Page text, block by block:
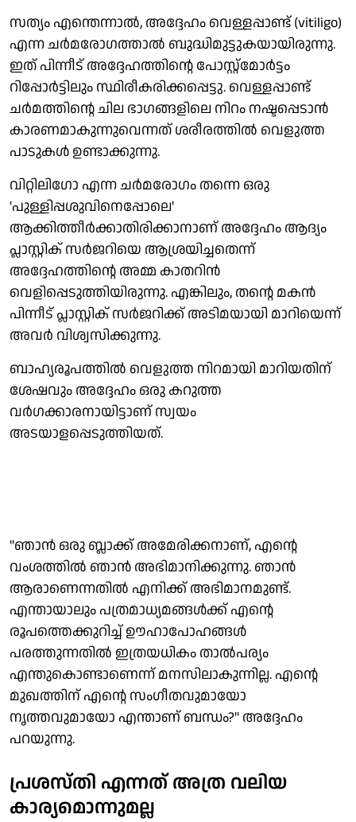
സത്യം എന്തെന്നാല്‍, അദ്ദേഹം വെള്ളപ്പാണ്ട് (vitiligo)
എന്ന ചര്‍മരോഗത്താല്‍ ബുദ്ധിമുട്ടുകയായിരുന്നു.
ഇത് പിന്നീട് അദ്ദേഹത്തിന്റെ പോസ്റ്റ്മോര്‍ട്ടം
റിപ്പോര്‍ട്ടിലും സ്ഥിരീകരിക്കപ്പെട്ടു. വെള്ളപ്പാണ്ട്
ചര്‍മത്തിന്റെ ചില ഭാഗങ്ങളിലെ നിറം നഷ്ടപ്പെടാന്‍
കാരണമാകുന്നുവെന്നത് ശരീരത്തില്‍ വെളുത്ത
പാടുകള്‍ ഉണ്ടാക്കുന്നു.
വിറ്റിലിഗോ എന്ന ചര്‍മരോഗം തന്നെ ഒരു
'പുള്ളിപ്പശുവിനെപ്പോലെ'
ആക്കിത്തീര്‍ക്കാതിരിക്കാനാണ് അദ്ദേഹം ആദ്യം
പ്ലാസ്റ്റിക് സര്‍ജറിയെ ആശ്രയിച്ചതെന്ന്
അദ്ദേഹത്തിന്റെ അമ്മ കാതറിന്‍
വെളിപ്പെടുത്തിയിരുന്നു. എങ്കിലും, തന്റെ മകന്‍
പിന്നീട് പ്ലാസ്റ്റിക് സര്‍ജറിക്ക് അടിമയായി മാറിയെന്ന്
അവര്‍ വിശ്വസിക്കുന്നു.
ബാഹ്യരൂപത്തില്‍ വെളുത്ത നിറമായി മാറിയതിന്
ശേഷവും അദ്ദേഹം ഒരു കറുത്ത
വര്‍ഗക്കാരനായിട്ടാണ് സ്വയം
അടയാളപ്പെടുത്തിയത്.
''ഞാന്‍ ഒരു ബ്ലാക്ക് അമേരിക്കനാണ്, എന്റെ
വംശത്തില്‍ ഞാന്‍ അഭിമാനിക്കുന്നു. ഞാന്‍
ആരാണെന്നതില്‍ എനിക്ക് അഭിമാനമുണ്ട്.
എന്തായാലും പത്രമാധ്യമങ്ങള്‍ക്ക് എന്റെ
രൂപത്തെക്കുറിച്ച് ഊഹാപോഹങ്ങള്‍
പരത്തുന്നതില്‍ ഇത്രയധികം താല്‍പര്യം
എന്തുകൊണ്ടാണെന്ന് മനസിലാകുന്നില്ല. എന്റെ
മുഖത്തിന് എന്റെ സംഗീതവുമായോ
നൃത്തവുമായോ എന്താണ് ബന്ധം?'' അദ്ദേഹം
പറയുന്നു.
പ്രശസ്തി എന്നത് അത്ര വലിയ
കാര്യമൊന്നുമല്ല